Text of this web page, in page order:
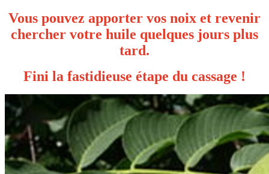
Vous pouvez apporter vos noix et revenir
chercher votre huile quelques jours plus
tard.
Fini la fastidieuse étape du cassage !